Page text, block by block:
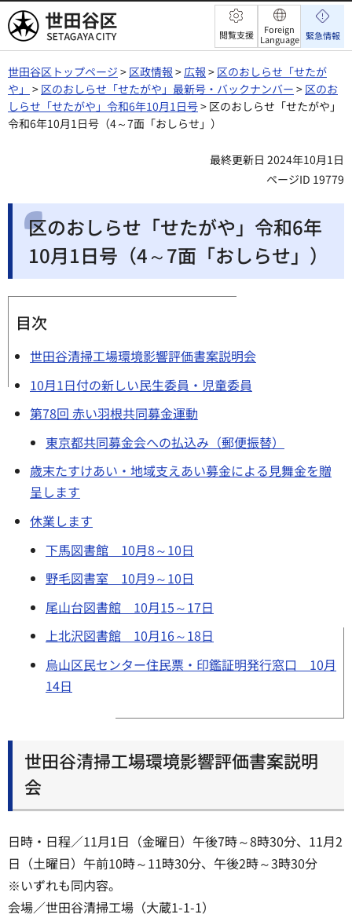
世田谷区 閲覧支援
Foreign
Language 緊急情報
世田谷区トップページ > 区政情報 >広報 > 区のおしらせ「せたが
や」 > 区のおしらせ「せたがや」最新号・バックナンバー > 区のお
しらせ「せたがや」令和6年10月1日号> 区のおしらせ「せたがや」
令和6年10月1日号（4～7面「おしらせ」）
最終更新日 2024年10月1日
ページID 19779
区のおしらせ「せたがや」令和6年
10月1日号（4～7面「おしらせ」）
目次
世田谷清掃工場環境影響評価書案説明会
10月1日付の新しい民生委員・児童委員
第78回 赤い羽根共同募金運動
東京都共同募金会への払込み（郵便振替）
歳末たすけあい・地域支えあい募金による見舞金を贈
呈します
休業します
下馬図書館 10月8～10日
野毛図書室 10月9～10日
尾山台図書館 10月15～17日
上北沢図書館 10月16～18日
烏山区民センター住民票・印鑑証明発行窓口 10月
14日
世田谷清掃工場環境影響評価書案説明
会
日時・日程／11月1日（金曜日）午後7時～8時30分、11月2
日（土曜日）午前10時～11時30分、午後2時～3時30分
※いずれも同内容。
会場／世田谷清掃工場（大蔵1-1-1）